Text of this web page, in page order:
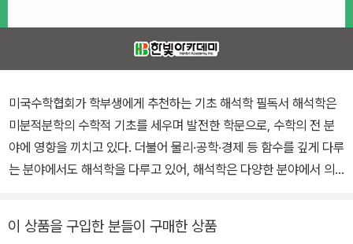
미국수학협회가 학부생에게 추천하는 기초 해석학 필독서 해석학은
미분적분학의 수학적 기초를 세우며 발전한 학문으로, 수학의 전 분
야에 영향을 끼치고 있다. 더불어 물리·공학·경제 등 함수를 깊게 다루
는 분야에서도 해석학을 다루고 있어, 해석학은 다양한 분야에서 의
분적분학에서 당연하다고 생각했던 극한 개념부터 다시 정의하니 쩔
이 상품을 구입한 분들이 구매한 상품